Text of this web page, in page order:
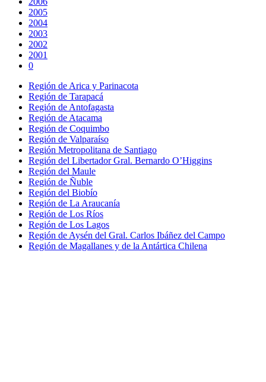
2005
2004
2003
2002
2001
0
Región de Arica y Parinacota
Región de Tarapacá
Región de Antofagasta
Región de Atacama
Región de Coquimbo
Región de Valparaíso
Región Metropolitana de Santiago
Región del Libertador Gral. Bernardo O’Higgins
Región del Maule
Región de Ñuble
Región del Biobío
Región de La Araucanía
Región de Los Ríos
Región de Los Lagos
Región de Aysén del Gral. Carlos Ibáñez del Campo
Región de Magallanes y de la Antártica Chilena